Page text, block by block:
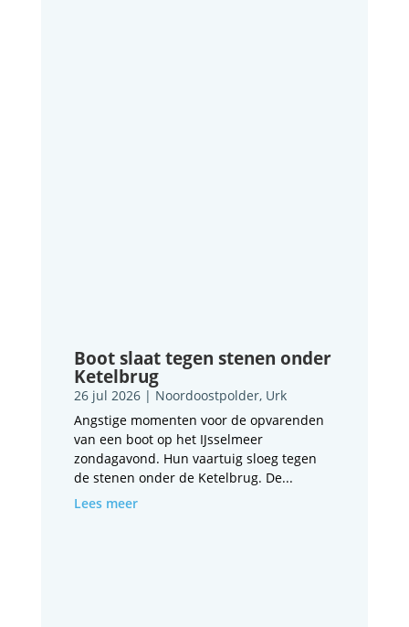
Boot slaat tegen stenen onder
Ketelbrug
26 jul 2026| Noordoostpolder, Urk
Angstige momenten voor de opvarenden
van een boot op het IJsselmeer
zondagavond. Hun vaartuig sloeg tegen
de stenen onder de Ketelbrug. De...
Lees meer